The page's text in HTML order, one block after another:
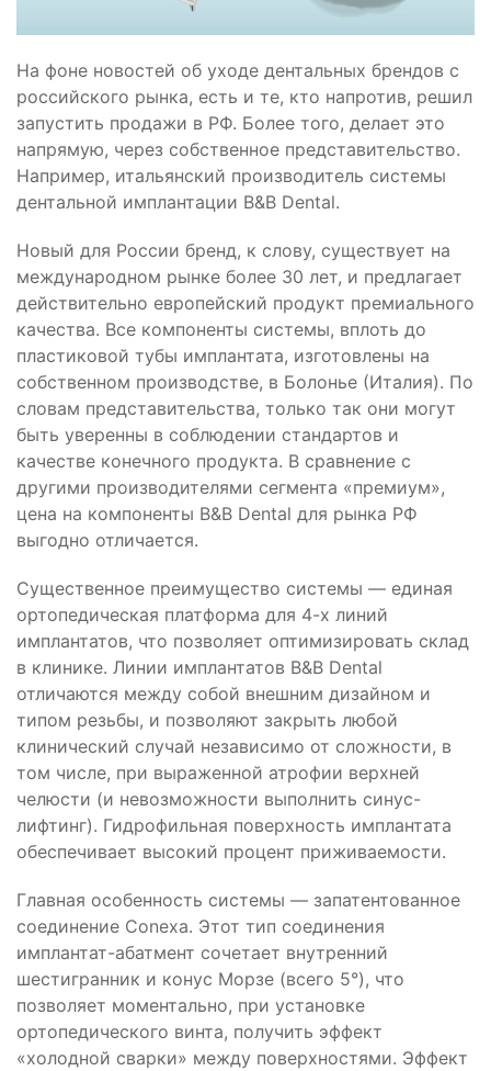
На фоне новостей об уходе дентальных брендов с
российского рынка, есть и те, кто напротив, решил
запустить продажи в РФ. Более того, делает это
напрямую, через собственное представительство.
Например, итальянский производитель системы
дентальной имплантации B&B Dental.
Новый для России бренд, к слову, существует на
международном рынке более 30 лет, и предлагает
действительно европейский продукт премиального
качества. Все компоненты системы, вплоть до
пластиковой тубы имплантата, изготовлены на
собственном производстве, в Болонье (Италия). По
словам представительства, только так они могут
быть уверенны в соблюдении стандартов и
качестве конечного продукта. В сравнение с
другими производителями сегмента «премиум»,
цена на компоненты B&B Dental для рынка РФ
выгодно отличается.
Существенное преимущество системы — единая
ортопедическая платформа для 4-х линий
имплантатов, что позволяет оптимизировать склад
в клинике. Линии имплантатов B&B Dental
отличаются между собой внешним дизайном и
типом резьбы, и позволяют закрыть любой
клинический случай независимо от сложности, в
том числе, при выраженной атрофии верхней
челюсти (и невозможности выполнить синус-
лифтинг). Гидрофильная поверхность имплантата
обеспечивает высокий процент приживаемости.
Главная особенность системы — запатентованное
соединение Conexa. Этот тип соединения
имплантат-абатмент сочетает внутренний
шестигранник и конус Морзе (всего 5°), что
позволяет моментально, при установке
ортопедического винта, получить эффект
«холодной сварки» между поверхностями. Эффект